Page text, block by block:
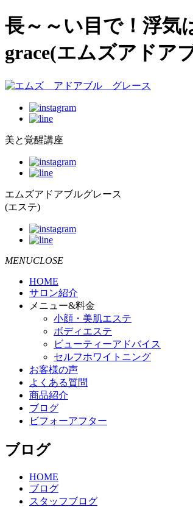
長～～い目で！浮気
grace(エムズアドア
美と覚醒講座
エムズアドアブルグレース
(エステ)
MENUCLOSE
HOME
サロン紹介
メニュー&料金
小顔・美肌エステ
ボディエステ
ビューティーアドバイス
セルフホワイトニング
お客様の声
よくある質問
商品紹介
ブログ
ビフォーアフター
ブログ
HOME
ブログ
スタッフブログ